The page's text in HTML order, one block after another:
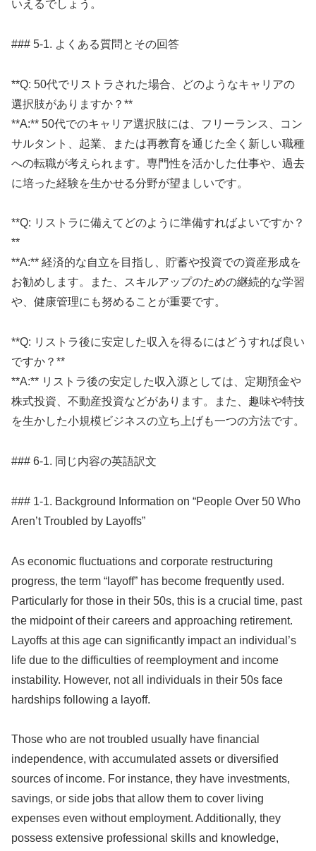
いえるでしょう。
### 5-1. よくある質問とその回答
**Q: 50代でリストラされた場合、どのようなキャリアの
選択肢がありますか？**
**A:** 50代でのキャリア選択肢には、フリーランス、コン
サルタント、起業、または再教育を通じた全く新しい職種
への転職が考えられます。専門性を活かした仕事や、過去
に培った経験を生かせる分野が望ましいです。
**Q: リストラに備えてどのように準備すればよいですか？
**
**A:** 経済的な自立を目指し、貯蓄や投資での資産形成を
お勧めします。また、スキルアップのための継続的な学習
や、健康管理にも努めることが重要です。
**Q: リストラ後に安定した収入を得るにはどうすれば良い
ですか？**
**A:** リストラ後の安定した収入源としては、定期預金や
株式投資、不動産投資などがあります。また、趣味や特技
を生かした小規模ビジネスの立ち上げも一つの方法です。
### 6-1. 同じ内容の英語訳文
### 1-1. Background Information on “People Over 50 Who
Aren’t Troubled by Layoffs”
As economic fluctuations and corporate restructuring
progress, the term “layoff” has become frequently used.
Particularly for those in their 50s, this is a crucial time, past
the midpoint of their careers and approaching retirement.
Layoffs at this age can significantly impact an individual’s
life due to the difficulties of reemployment and income
instability. However, not all individuals in their 50s face
hardships following a layoff.
Those who are not troubled usually have financial
independence, with accumulated assets or diversified
sources of income. For instance, they have investments,
savings, or side jobs that allow them to cover living
expenses even without employment. Additionally, they
possess extensive professional skills and knowledge,